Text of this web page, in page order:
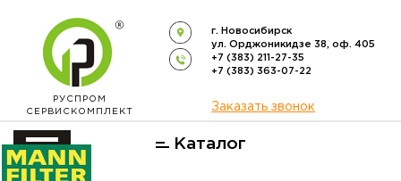
РУСПРОМ
СЕРВИСКОМПЛЕКТ
г. Новосибирск
ул. Орджоникидзе 38, оф. 405
+7 (383) 211-27-35
+7 (383) 363-07-22
Заказать звонок
Каталог